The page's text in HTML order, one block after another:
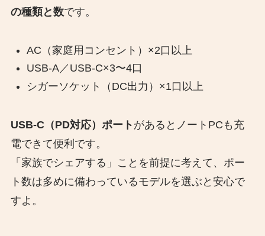
の種類と数です。
AC（家庭用コンセント）×2口以上
USB-A／USB-C×3〜4口
シガーソケット（DC出力）×1口以上
USB-C（PD対応）ポート があるとノートPCも充
電できて便利です。
「家族でシェアする」ことを前提に考えて、ポー
ト数は多めに備わっているモデルを選ぶと安心で
すよ。